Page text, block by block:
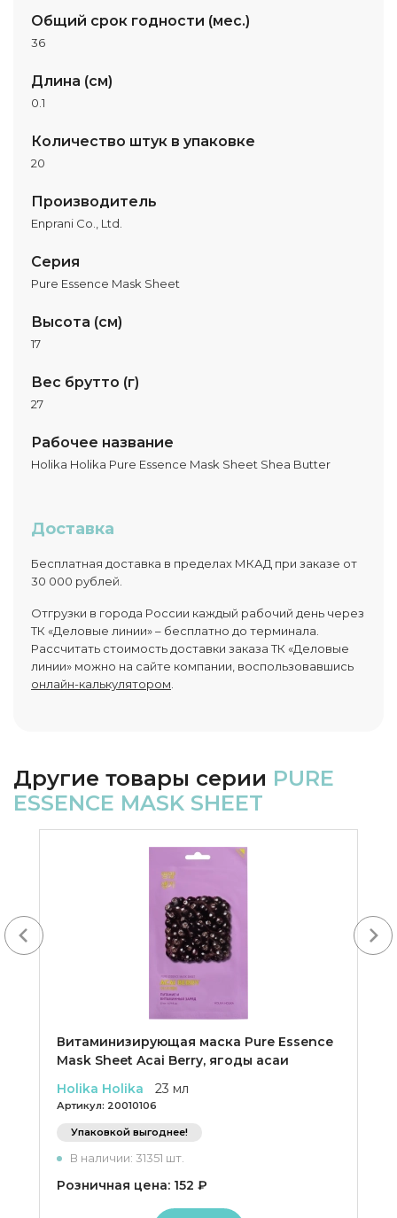
Общий срок годности (мес.)
36
Длина (см)
0.1
Количество штук в упаковке
20
Производитель
Enprani Co., Ltd.
Серия
Pure Essence Mask Sheet
Высота (см)
17
Вес брутто (г)
27
Рабочее название
Holika Holika Pure Essence Mask Sheet Shea Butter
Доставка
Бесплатная доставка в пределах МКАД при заказе от
30 000 рублей.
Отгрузки в города России каждый рабочий день через
ТК «Деловые линии» – бесплатно до терминала.
Рассчитать стоимость доставки заказа ТК «Деловые
линии» можно на сайте компании, воспользовавшись
онлайн-калькулятором
Другие товары серии PURE
ESSENCE MASK SHEET
Витаминизирующая маска Pure Essence
Mask Sheet Acai Berry, ягоды асаи
Holika Holika
23 мл
Артикул: 20010106
Упаковкой выгоднее!
В наличии: 31351 шт.
Розничная цена: 152 ₽